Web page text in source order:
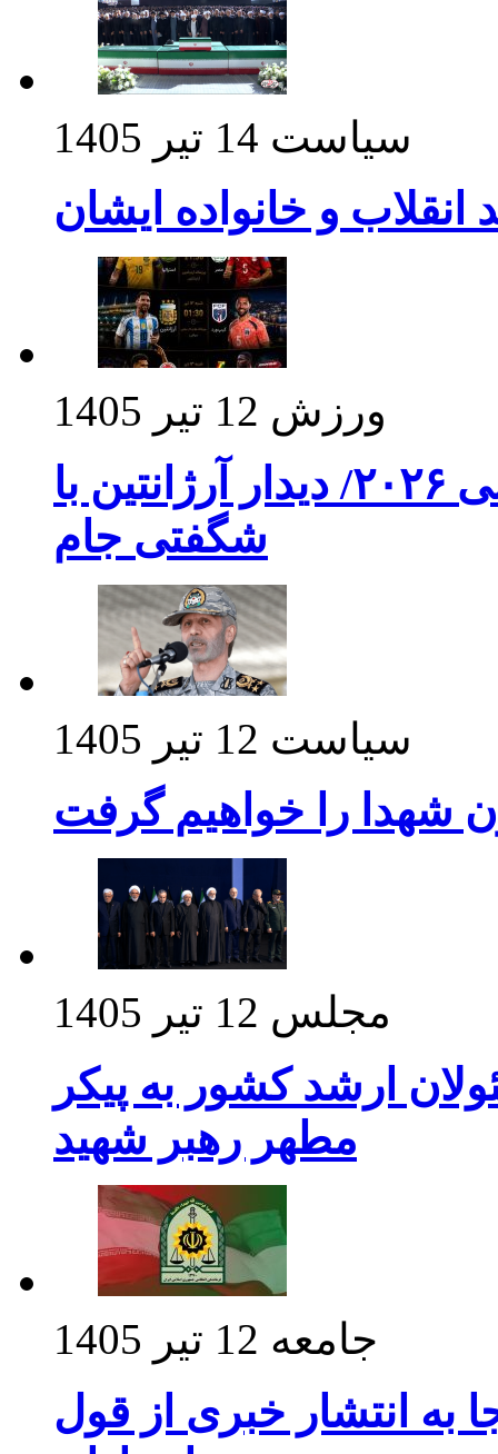
سیاست 14 تیر 1405
انقلاب و خانواده ایشان
ورزش 12 تیر 1405
برنامه بازی های امشب جام جهانی ۲۰۲۶/ دیدار آرژانتین با
شگفتی جام
سیاست 12 تیر 1405
شهدا را خواهیم گرفت
مجلس 12 تیر 1405
ارشد کشور به پیکر
مطهر رهبر شهید
جامعه 12 تیر 1405
به انتشار خبری از قول